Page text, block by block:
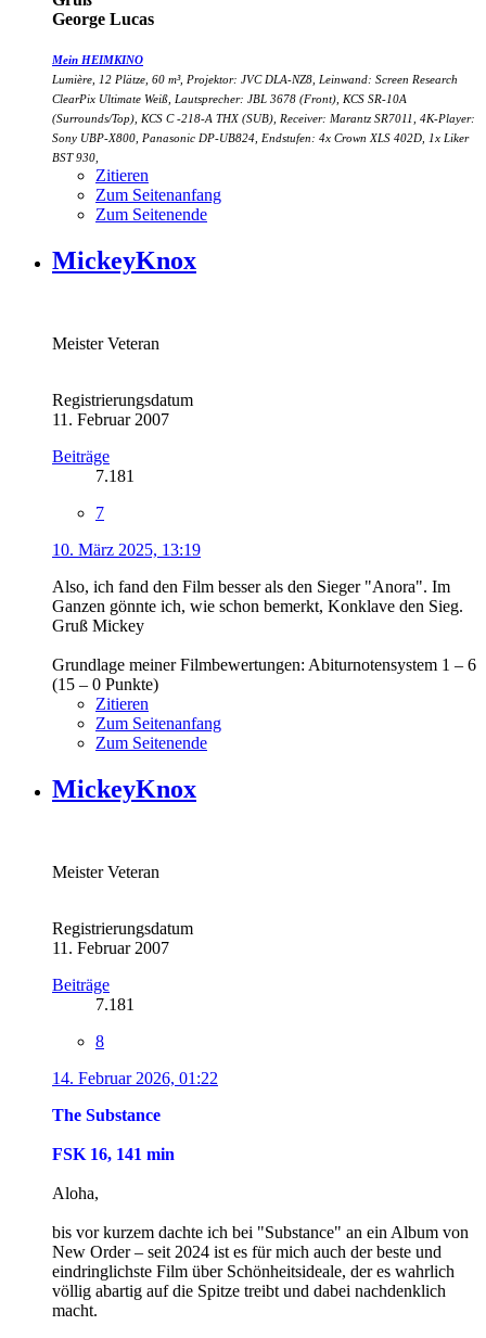
George Lucas
Mein HEIMKINO
Lumière, 12 Plätze, 60 m³, Projektor: JVC DLA-NZ8, Leinwand: Screen Research
ClearPix Ultimate Weiß, Lautsprecher: JBL 3678 (Front), KCS SR-10A
(Surrounds/Top), KCS C -218-A THX (SUB), Receiver: Marantz SR7011, 4K-Player:
Sony UBP-X800, Panasonic DP-UB824, Endstufen: 4x Crown XLS 402D, 1x Liker
BST 930,
Zitieren
Zum Seitenanfang
Zum Seitenende
MickeyKnox
Meister Veteran
Registrierungsdatum
11. Februar 2007
Beiträge
7.181
7
10. März 2025, 13:19
Also, ich fand den Film besser als den Sieger "Anora". Im
Ganzen gönnte ich, wie schon bemerkt, Konklave den Sieg.
Gruß Mickey
Grundlage meiner Filmbewertungen: Abiturnotensystem 1 – 6
(15 – 0 Punkte)
Zitieren
Zum Seitenanfang
Zum Seitenende
MickeyKnox
Meister Veteran
Registrierungsdatum
11. Februar 2007
Beiträge
7.181
8
14. Februar 2026, 01:22
The Substance
FSK 16, 141 min
Aloha,
bis vor kurzem dachte ich bei "Substance" an ein Album von
New Order – seit 2024 ist es für mich auch der beste und
eindringlichste Film über Schönheitsideale, der es wahrlich
völlig abartig auf die Spitze treibt und dabei nachdenklich
macht.